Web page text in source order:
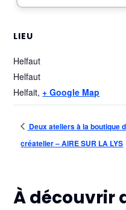
LIEU
Helfaut
Helfaut
Helfait, + Google Map
Deux ateliers à la boutique
créatelier – AIRE SUR LA LYS
À découvrir
Plus d'informations
Plus